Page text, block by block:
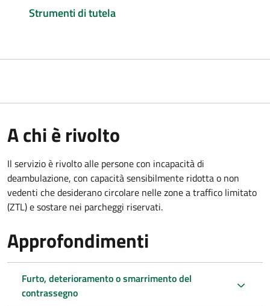
Strumenti di tutela
A chi è rivolto
Il servizio è rivolto alle persone con incapacità di
deambulazione, con capacità sensibilmente ridotta o non
vedenti che desiderano circolare nelle zone a traffico limitato
(ZTL) e sostare nei parcheggi riservati.
Approfondimenti
Furto, deterioramento o smarrimento del
contrassegno